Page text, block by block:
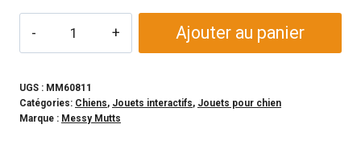
MUTTS
-
Ajouter au panier
UGS : MM60811
Catégories: Chiens, Jouets interactifs, Jouets pour chien
Marque : Messy Mutts